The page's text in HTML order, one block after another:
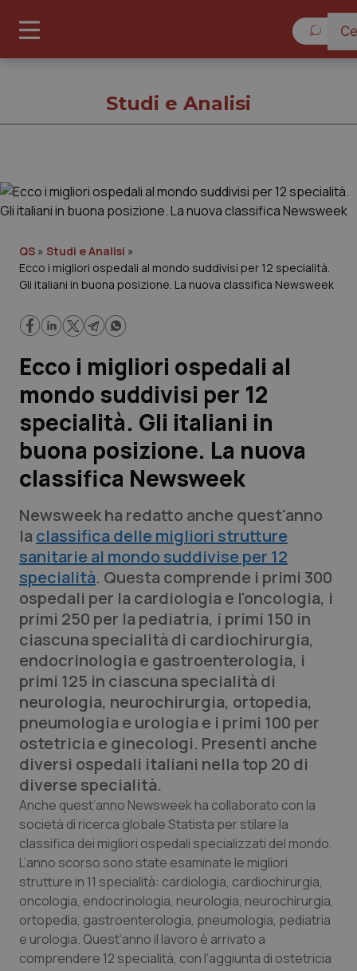
Governo e Parlamento
Regioni e Asl
Lavoro e Professioni
Scienza e Farmaci
Studi e Analisi
Lettere al direttore
Edizioni Regionali
QS Pro
Professionisti Sanitari.AI
Abruzzo
Basilicata
Calabria
Campania
Emilia-Romagna
Friuli Venezia Giulia
Lazio
Liguria
QS Pro Gold
Artrite & artrosi
Asma & BPCO
Car-T
Colesterolo & coronaropatie
Dermatite Atopica
Diabete & glucometri
Disturbi dell’umore
QS Club Newsletter
Studi e Analisi
QS » Studi e Analisi »
Ecco i migliori ospedali al mondo suddivisi per 12 specialità.
Gli italiani in buona posizione. La nuova classifica Newsweek
Ecco i migliori ospedali al
mondo suddivisi per 12
specialità. Gli italiani in
buona posizione. La nuova
classifica Newsweek
Newsweek ha redatto anche quest'anno
la classifica delle migliori strutture
sanitarie al mondo suddivise per 12
specialità. Questa comprende i primi 300
ospedali per la cardiologia e l'oncologia, i
primi 250 per la pediatria, i primi 150 in
ciascuna specialità di cardiochirurgia,
endocrinologia e gastroenterologia, i
primi 125 in ciascuna specialità di
neurologia, neurochirurgia, ortopedia,
pneumologia e urologia e i primi 100 per
ostetricia e ginecologi. Presenti anche
diversi ospedali italiani nella top 20 di
diverse specialità.
Anche quest’anno Newsweek ha collaborato con la
società di ricerca globale Statista per stilare la
classifica dei migliori ospedali specializzati del mondo.
L’anno scorso sono state esaminate le migliori
strutture in 11 specialità: cardiologia, cardiochirurgia,
oncologia, endocrinologia, neurologia, neurochirurgia,
ortopedia, gastroenterologia, pneumologia, pediatria
e urologia. Quest’anno il lavoro è arrivato a
comprendere 12 specialità, con l’aggiunta di ostetricia